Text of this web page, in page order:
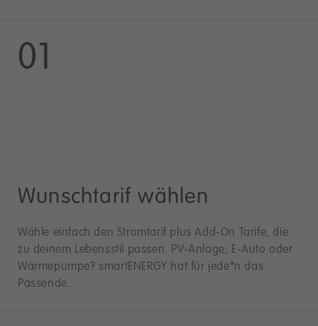
01
Wunschtarif wählen
Wähle einfach den Stromtarif plus Add-On Tarife, die
zu deinem Lebensstil passen. PV-Anlage, E-Auto oder
Wärmepumpe? smartENERGY hat für jede*n das
Passende.